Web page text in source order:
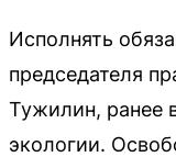
Исполнять
председателя
Тужилин, ранее
экологии.